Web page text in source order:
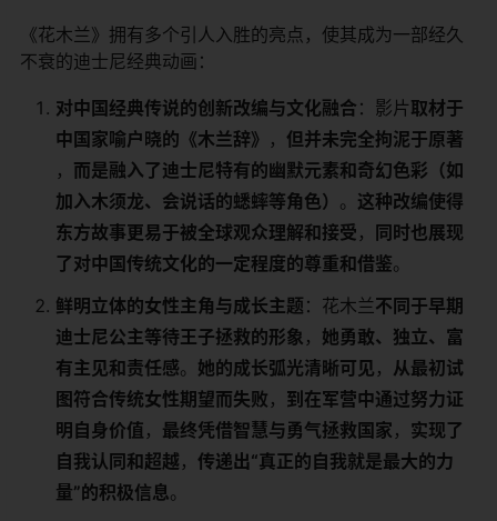
《花木兰》拥有多个引人入胜的亮点，使其成为一部经久
不衰的迪士尼经典动画：
​对中国经典传说的创新改编与文化融合​ ​：影片​​取材于
中国家喻户晓的《木兰辞》​ ​，​ ​但并未完全拘泥于原著​
，​ ​而是融入了迪士尼特有的幽默元素和奇幻色彩（如
加入木须龙、会说话的蟋蟀等角色）​ ​。​ ​这种改编使得
东方故事更易于被全球观众理解和接受​ ​，​ ​同时也展现
了对中国传统文化的一定程度的尊重和借鉴​​。
​鲜明立体的女性主角与成长主题​ ​：花木兰​​不同于早期
迪士尼公主等待王子拯救的形象​ ​，​ ​她勇敢、独立、富
有主见和责任感​​。​ ​她的成长弧光清晰可见​ ​，​ ​从最初试
图符合传统女性期望而失败​ ​，​ ​到在军营中通过努力证
明自身价值​ ​，​ ​最终凭借智慧与勇气拯救国家​ ​，​ ​实现了
自我认同和超越​ ​，​ ​传递出“真正的自我就是最大的力
量”的积极信息​​。